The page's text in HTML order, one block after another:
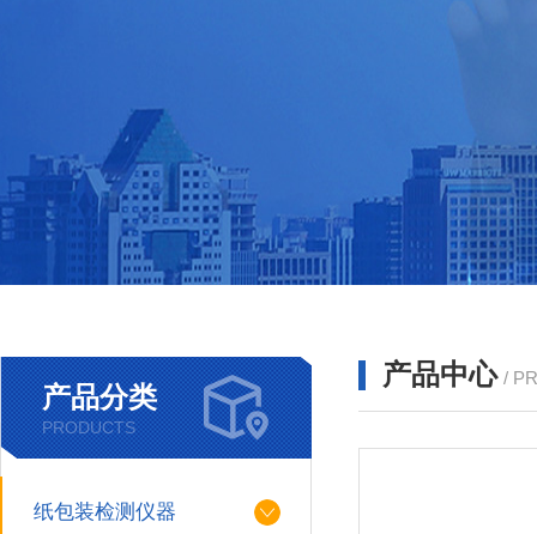
产品分类
PRODUCTS
纸包装检测仪器
产品中心 /